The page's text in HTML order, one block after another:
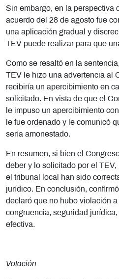
Sin embargo, en la perspectiva
acuerdo del 28 de agosto fue
una aplicación gradual y
TEV puede realizar para que
Como se resaltó en la
TEV le hizo una advertencia al
recibiría un apercibimiento en
solicitado. En vista de que el
le impuso un apercibimiento
le fue ordenado y le comunicó
sería amonestado.
En resumen, si bien el
deber y lo solicitado por el
el tribunal local han sido
jurídico. En conclusión,
declaró que no hubo violación
congruencia, seguridad jurídica,
efectiva.
Votación